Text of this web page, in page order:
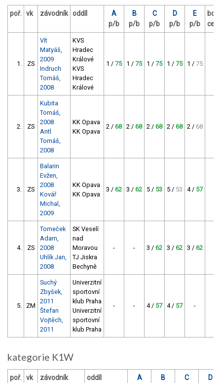
poř. vk závodník oddíl
A
p/b
B
p/b
C
p/b
D
p/b
E
p/b
1. ZS
Vít
Matyáš,
2009
Indruch
Tomáš,
2008
KVS
Hradec
Králové
KVS
Hradec
Králové
1 / 75 1 / 75 1 / 75 1 / 75 1 / 75
2. ZS
Kubita
Tomáš,
2008
Antl
Tomáš,
2008
KK Opava
KK Opava
2 / 68 2 / 68 2 / 68 2 / 68 2 / 68
3. ZS
Balarin
Evžen,
2008
Kovář
Michal,
2009
KK Opava
KK Opava
3 / 62 3 / 62 5 / 53 5 / 53 4 / 57
4. ZS
Tomeček
Adam,
2008
Uhlík Jan,
2008
SK Veselí
nad
Moravou
TJ Jiskra
Bechyně
- - 3 / 62 3 / 62 3 / 62
5. ZM
Suchý
Zbyšek,
2011
Štefan
Vojtěch,
2011
Univerzitní
sportovní
klub Praha
Univerzitní
sportovní
klub Praha
- - 4 / 57 4 / 57 -
kategorie K1W
poř. vk závodník oddíl
A
B
C
D